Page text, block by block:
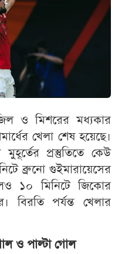
ও মিশরের মধ্যকার
খেলা শেষ হয়েছে।
প্রস্তুতিতে কেউ
ব্রুনো গুইমারায়েসের
১০ মিনিটে জিকোর
বিরতি পর্যন্ত খেলার
ও পাল্টা গোল